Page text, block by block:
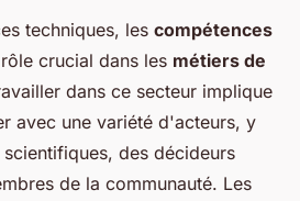
techniques, les compétences
crucial dans les métiers de
dans ce secteur implique
avec une variété d'acteurs, y
des décideurs
de la communauté. Les